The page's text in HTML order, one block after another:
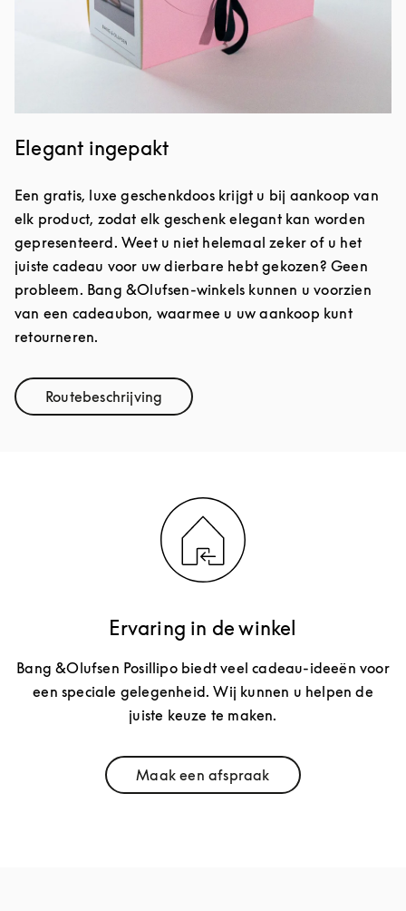
Elegant ingepakt
Een gratis, luxe geschenkdoos krijgt u bij aankoop van
elk product, zodat elk geschenk elegant kan worden
gepresenteerd. Weet u niet helemaal zeker of u het
juiste cadeau voor uw dierbare hebt gekozen? Geen
probleem. Bang &Olufsen-winkels kunnen u voorzien
van een cadeaubon, waarmee u uw aankoop kunt
retourneren.
RoutebeschrijvingLink Opens in New Tab
Ervaring in de winkel
Bang &Olufsen Posillipo biedt veel cadeau-ideeën voor
een speciale gelegenheid. Wij kunnen u helpen de
juiste keuze te maken.
Maak een afspraakLink Opens in New Tab